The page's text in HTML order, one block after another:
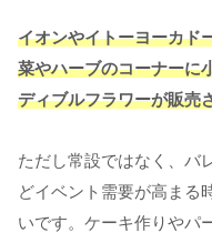
イオンやイトーヨーカド
菜やハーブのコーナーに
ディブルフラワーが販売
ただし常設ではなく、バ
どイベント需要が高まる
いです。ケーキ作りやパ